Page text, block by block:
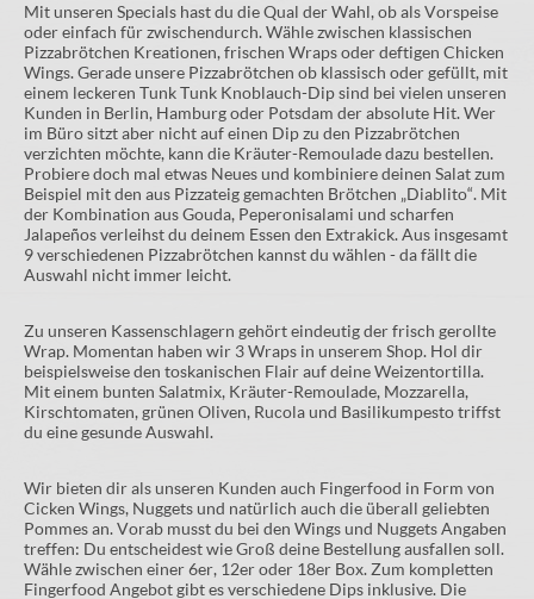
Mit unseren Specials hast du die Qual der Wahl, ob als Vorspeise
oder einfach für zwischendurch. Wähle zwischen klassischen
Pizzabrötchen Kreationen, frischen Wraps oder deftigen Chicken
Wings. Gerade unsere Pizzabrötchen ob klassisch oder gefüllt, mit
einem leckeren Tunk Tunk Knoblauch-Dip sind bei vielen unseren
Kunden in Berlin, Hamburg oder Potsdam der absolute Hit. Wer
im Büro sitzt aber nicht auf einen Dip zu den Pizzabrötchen
verzichten möchte, kann die Kräuter-Remoulade dazu bestellen.
Probiere doch mal etwas Neues und kombiniere deinen Salat zum
Beispiel mit den aus Pizzateig gemachten Brötchen „Diablito“. Mit
der Kombination aus Gouda, Peperonisalami und scharfen
Jalapeños verleihst du deinem Essen den Extrakick. Aus insgesamt
9 verschiedenen Pizzabrötchen kannst du wählen - da fällt die
Auswahl nicht immer leicht.
Zu unseren Kassenschlagern gehört eindeutig der frisch gerollte
Wrap. Momentan haben wir 3 Wraps in unserem Shop. Hol dir
beispielsweise den toskanischen Flair auf deine Weizentortilla.
Mit einem bunten Salatmix, Kräuter-Remoulade, Mozzarella,
Kirschtomaten, grünen Oliven, Rucola und Basilikumpesto triffst
du eine gesunde Auswahl.
Wir bieten dir als unseren Kunden auch Fingerfood in Form von
Cicken Wings, Nuggets und natürlich auch die überall geliebten
Pommes an. Vorab musst du bei den Wings und Nuggets Angaben
treffen: Du entscheidest wie Groß deine Bestellung ausfallen soll.
Wähle zwischen einer 6er, 12er oder 18er Box. Zum kompletten
Fingerfood Angebot gibt es verschiedene Dips inklusive. Die